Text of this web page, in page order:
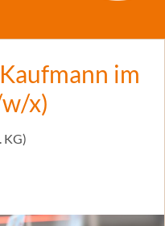
im
x)
KG)